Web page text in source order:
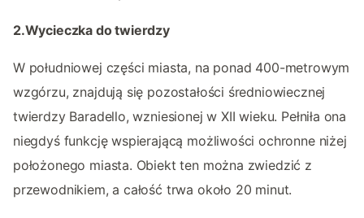
2.Wycieczka do twierdzy
W południowej części miasta, na ponad 400-metrowym
wzgórzu, znajdują się pozostałości średniowiecznej
twierdzy Baradello, wzniesionej w XII wieku. Pełniła ona
niegdyś funkcję wspierającą możliwości ochronne niżej
położonego miasta. Obiekt ten można zwiedzić z
przewodnikiem, a całość trwa około 20 minut.